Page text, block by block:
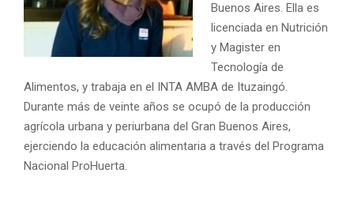
Buenos Aires. Ella es
licenciada en Nutrición
y Magister en
Tecnología de
Alimentos, y trabaja en el INTA AMBA de Ituzaingó.
Durante más de veinte años se ocupó de la producción
agrícola urbana y periurbana del Gran Buenos Aires,
ejerciendo la educación alimentaria a través del Programa
Nacional ProHuerta.